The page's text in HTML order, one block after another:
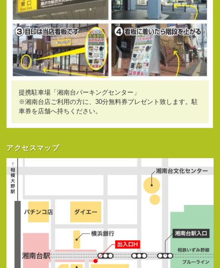
提携駐車場「湘南台パーキングセンター」
※湘南台店ご利用の方に、30分無料券プレゼント致します。駐
車券を店舗へ持ちください。
アクセスマップ